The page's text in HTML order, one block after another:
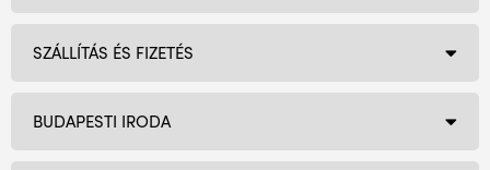
BUDAPESTI IRODA
SZÁLLÍTÁS ÉS FIZETÉS